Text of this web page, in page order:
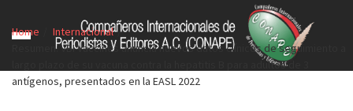
Home
Internacional
Resumen: VBI Vaccines anuncia nuevos datos clínicos de seguimiento a
largo plazo de su vacuna contra la hepatitis B para adultos de 3
antígenos, presentados en la EASL 2022